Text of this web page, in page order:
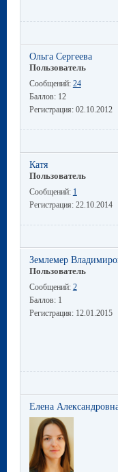
Ольга Сергеева
Пользователь
Сообщений: 24
Баллов: 12
Регистрация: 02.10.2012
Катя
Пользователь
Сообщений: 1
Регистрация: 22.10.2014
Землемер
Пользователь
Сообщений: 2
Баллов: 1
Регистрация: 12.01.2015
Елена